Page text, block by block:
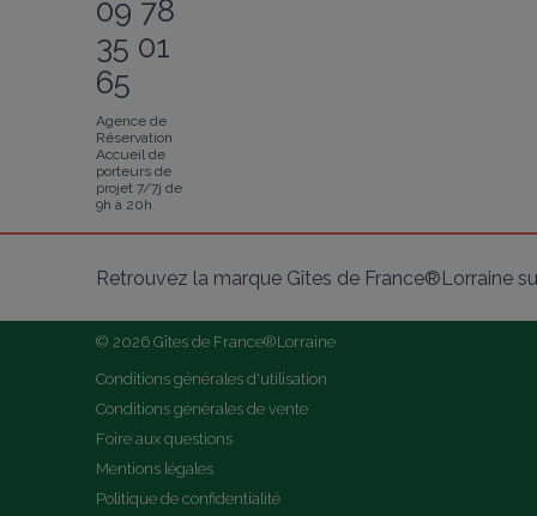
09 78
35 01
65
Agence de
Réservation
Accueil de
porteurs de
projet 7/7j de
9h à 20h
Retrouvez la marque Gîtes de France®Lorraine
© 2026 Gîtes de France®Lorraine
Conditions générales d'utilisation
Conditions générales de vente
Foire aux questions
Mentions légales
Politique de confidentialité